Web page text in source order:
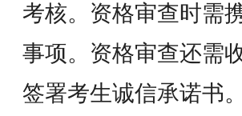
考核。资格审查时需
事项。资格审查还需
签署考生诚信承诺书。